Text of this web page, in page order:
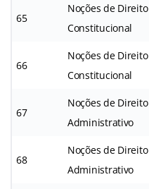
65
Noções de Direito
Constitucional
66
Noções de Direito
Constitucional
67
Noções de Direito
Administrativo
68
Noções de Direito
Administrativo